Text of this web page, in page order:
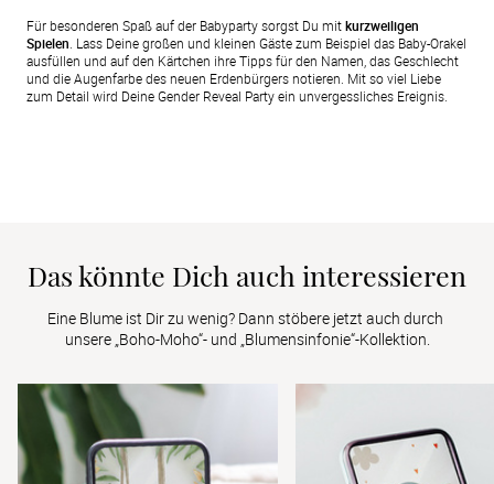
Für besonderen Spaß auf der Babyparty sorgst Du mitkurzweiligen
Spielen . Lass Deine großen und kleinen Gäste zum Beispiel das Baby-Orakel
ausfüllen und auf den Kärtchen ihre Tipps für den Namen, das Geschlecht
und die Augenfarbe des neuen Erdenbürgers notieren. Mit so viel Liebe
zum Detail wird Deine Gender Reveal Party ein unvergessliches Ereignis.
Das könnte Dich auch interessieren
Eine Blume ist Dir zu wenig? Dann stöbere jetzt auch durch
unsere „Boho-Moho“- und „Blumensinfonie“-Kollektion.